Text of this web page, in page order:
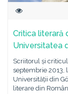
Critica literară
Universitatea
Scriitorul și
septembrie 2013,
Universității din
literare din